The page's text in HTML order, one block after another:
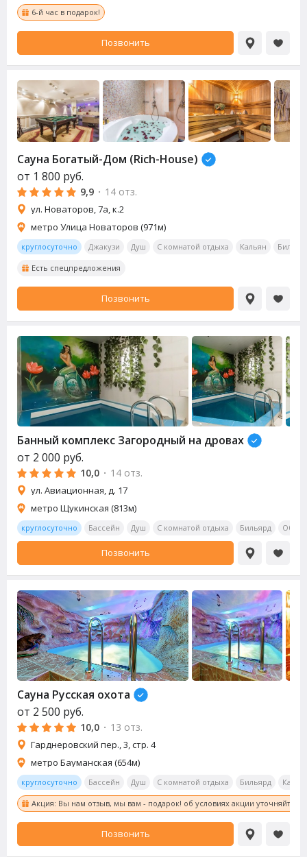
6-й час в подарок!
Позвонить
Сауна Богатый-Дом (Rich-House)
от 1 800 руб.
9,9 · 14 отз.
ул. Новаторов, 7а, к.2
метро Улица Новаторов (971м)
круглосуточно Джакузи Душ С комнатой отдыха Кальян
Есть спецпредложения
Позвонить
Банный комплекс Загородный на дровах
от 2 000 руб.
10,0 · 14 отз.
ул. Авиационная, д. 17
метро Щукинская (813м)
круглосуточно Бассейн Душ С комнатой отдыха Бильярд
Позвонить
Сауна Русская охота
от 2 500 руб.
10,0 · 13 отз.
Гарднеровский пер., 3, стр. 4
метро Бауманская (654м)
круглосуточно Бассейн Душ С комнатой отдыха Бильярд
Акция: Вы нам отзыв, мы вам - подарок! об условиях акции уточняйте у
Позвонить